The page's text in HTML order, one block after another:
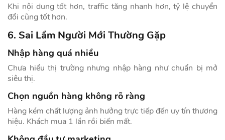
Khi nội dung tốt hơn, traffic tăng nhanh hơn, tỷ lệ chuyển
đổi cũng tốt hơn.
6. Sai Lầm Người Mới Thường Gặp
Nhập hàng quá nhiều
Chưa hiểu thị trường nhưng nhập hàng như chuẩn bị mở
siêu thị.
Chọn nguồn hàng không rõ ràng
Hàng kém chất lượng ảnh hưởng trực tiếp đến uy tín thương
hiệu. Khách mua 1 lần rồi biến mất.